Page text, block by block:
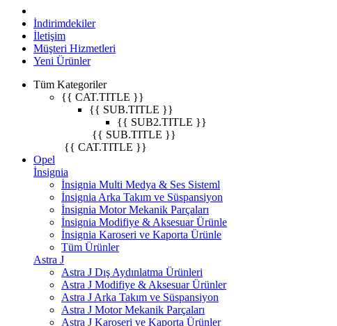
İndirimdekiler
İletişim
Müşteri Hizmetleri
Yeni Ürünler
Tüm Kategoriler
{{ CAT.TITLE }}
{{ SUB.TITLE }}
{{ SUB2.TITLE }}
{{ SUB.TITLE }}
{{ CAT.TITLE }}
Opel
İnsignia
İnsignia Multi Medya & Ses Sisteml
İnsignia Arka Takım ve Süspansiyon
İnsignia Motor Mekanik Parçaları
İnsignia Modifiye & Aksesuar Ürünle
İnsignia Karoseri ve Kaporta Ürünle
Tüm Ürünler
Astra J
Astra J Dış Aydınlatma Ürünleri
Astra J Modifiye & Aksesuar Ürünler
Astra J Arka Takım ve Süspansiyon
Astra J Motor Mekanik Parçaları
Astra J Karoseri ve Kaporta Ürünler